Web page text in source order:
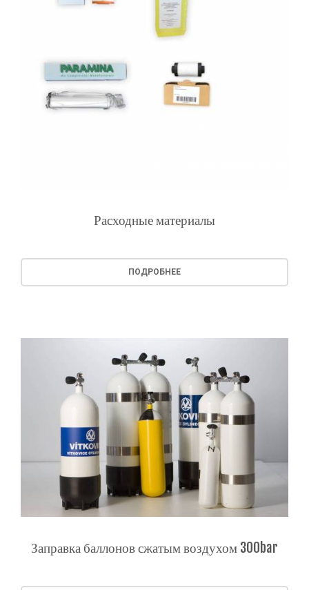
Расходные материалы
ПОДРОБНЕЕ
Заправка баллонов сжатым воздухом 300bar